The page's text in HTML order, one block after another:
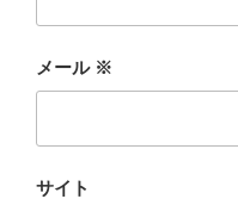
メール ※
サイト